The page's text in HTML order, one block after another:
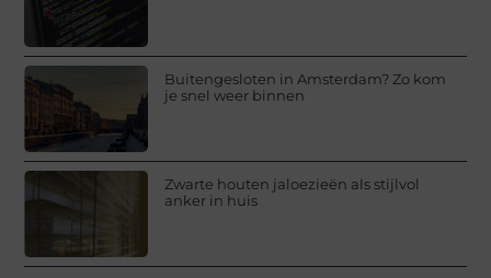
Buitengesloten in Amsterdam? Zo kom
je snel weer binnen
Zwarte houten jaloezieën als stijlvol
anker in huis